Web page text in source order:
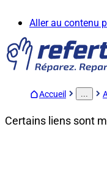
Aller au contenu
Accueil ...
Certains liens sont